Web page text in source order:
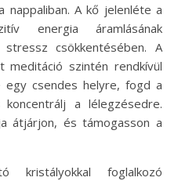
nappaliban. A kő jelenléte a
energia áramlásának
csökkentésében. A
meditáció szintén rendkívül
csendes helyre, fogd a
a lélegzésedre.
átjárjon, és támogasson a
foglalkozó